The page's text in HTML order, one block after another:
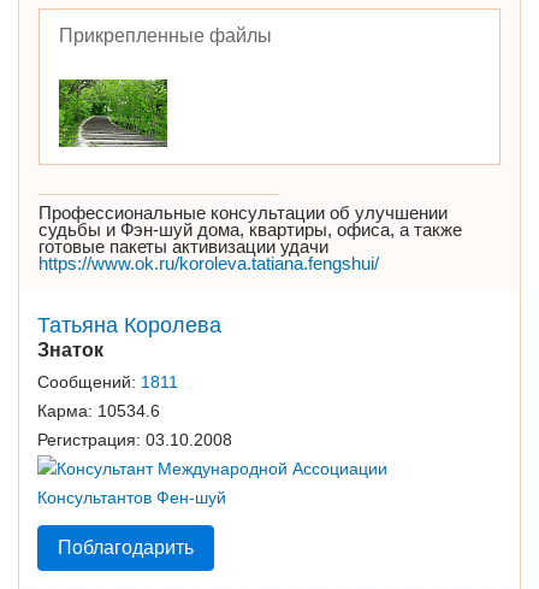
Прикрепленные файлы
Профессиональные консультации об улучшении
судьбы и Фэн-шуй дома, квартиры, офиса, а также
готовые пакеты активизации удачи
https://www.ok.ru/koroleva.tatiana.fengshui/
Татьяна Королева
Знаток
Сообщений: 1811
Карма: 10534.6
Регистрация: 03.10.2008
Поблагодарить